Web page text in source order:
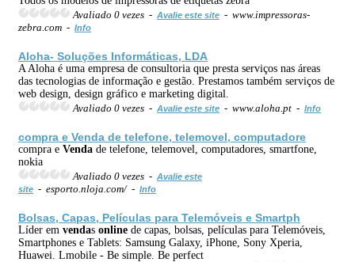
Avaliado 0 vezes - Avalie este site - www.impressoras-
zebra.com - Info
Aloha- Soluções Informáticas, LDA
A Aloha é uma empresa de consultoria que presta serviços nas áreas
das tecnologias de informação e gestão. Prestamos também serviços de
web design, design gráfico e marketing digital.
Avaliado 0 vezes - Avalie este site - www.aloha.pt - Info
compra e Venda de telefone, telemovel, computadore
compra e Venda de telefone, telemovel, computadores, smartfone,
nokia
Avaliado 0 vezes - Avalie este
site - esporto.nloja.com/ - Info
Bolsas, Capas, Películas para Telemóveis e Smartph
Líder em vendas online de capas, bolsas, películas para Telemóveis,
Smartphones e Tablets: Samsung Galaxy, iPhone, Sony Xperia,
Huawei. Lmobile - Be simple. Be perfect